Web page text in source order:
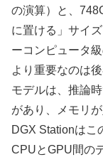
の演算）と、
に置ける」サイ
ーコンピュータ
より重要なのは
モデルは、推論
があり、メモリ
DGX Stationはこ
CPUとGPU間の